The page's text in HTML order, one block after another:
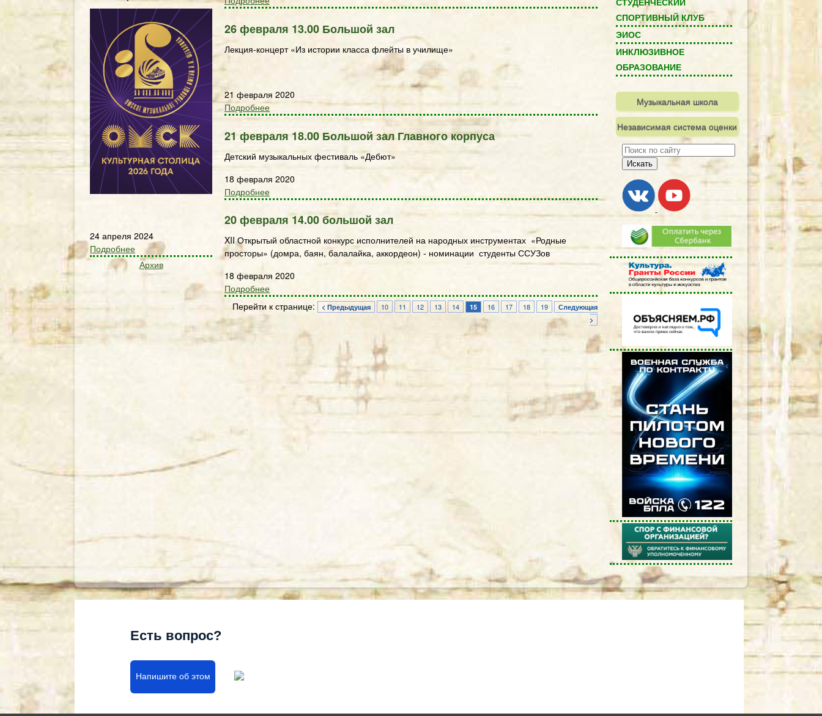
24 апреля 2024
Подробнее
Архив
26 февраля 13.00 Большой зал
Лекция-концерт «Из истории класса флейты в училище»
21 февраля 2020
Подробнее
21 февраля 18.00 Большой зал Главного корпуса
Детский музыкальных фестиваль «Дебют»
18 февраля 2020
Подробнее
20 февраля 14.00 большой зал
XII Открытый областной конкурс исполнителей на народных инструментах «Родные
просторы» (домра, баян, балалайка, аккордеон) - номинации студенты ССУЗов
18 февраля 2020
Подробнее
Перейти к странице:
< Предыдущая 10 11 12 13 14 15 16 17 18 19
Следующая
>
СПОРТИВНЫЙ КЛУБ
ЭИОС
ИНКЛЮЗИВНОЕ
ОБРАЗОВАНИЕ
Музыкальная школа
Независимая система оценки
качества
Искать
Есть вопрос?
Напишите об этом